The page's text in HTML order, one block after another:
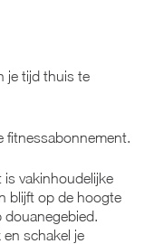
je tijd thuis te
fitnessabonnement.
is vakinhoudelijke
blijft op de hoogte
douanegebied.
schakel je